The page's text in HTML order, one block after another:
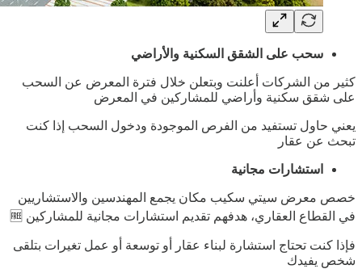
سحب على الشقق السكنية والأراضي
كثير من الشركات أعلنت وبتعلن خلال فترة المعرض عن السحب
على شقق سكنية وأراضي للمشاركين في المعرض
يعني حاول تستفيد من الفرص الموجودة ودخول السحب إذا كنت
تبحث عن عقار
استشارات مجانية
خصص معرض سيتي سكيب مكان يجمع المهندسين والاستشاريين
في القطاع العقاري، هدفهم تقديم استشارات مجانية للمشاركين 🆓
فإذا كنت تحتاج استشارة لبناء عقار أو توسعة أو عمل تغيرات بتلقى
شخص يفيدك